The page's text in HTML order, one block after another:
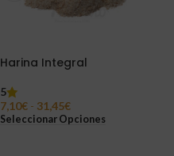
Harina Integral
5
7,10€ - 31,45€
Seleccionar Opciones